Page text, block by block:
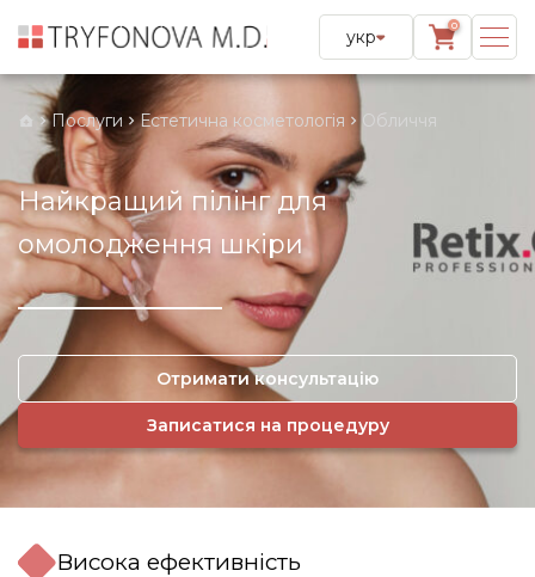
укр
0
Послуги Естетична косметологія Обличчя
Найкращий пілінг для
омолодження шкіри
Отримати консультацію
Записатися на процедуру
Висока ефективність